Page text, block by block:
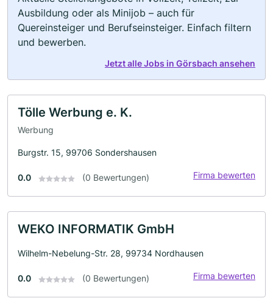
Ausbildung oder als Minijob – auch für
Quereinsteiger und Berufseinsteiger. Einfach filtern
und bewerben.
Jetzt alle Jobs in Görsbach ansehen
Tölle Werbung e. K.
Werbung
Burgstr. 15, 99706 Sondershausen
0.0 (0 Bewertungen) Firma bewerten
WEKO INFORMATIK GmbH
Wilhelm-Nebelung-Str. 28, 99734 Nordhausen
0.0 (0 Bewertungen) Firma bewerten